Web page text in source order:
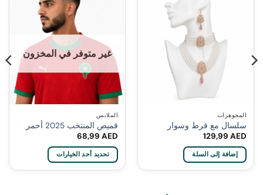
المجوهرات
سلسال مع قرط وسوار
129,99AED
إضافة إلى السلة
غير متوفر في المخزون
الملابس
قميص المنتخب 2025 أحمر
68,99AED
تحديد أحد الخيارات
هناك